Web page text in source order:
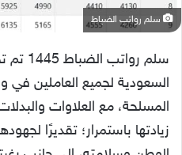
سلم رواتب الضباط
سلم
السعودية لجميع العاملين في
المسلحة، مع العلاوات
زيادتها باستمرار؛ تقديرًا